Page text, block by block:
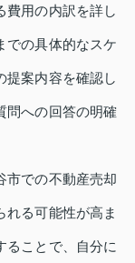
費用の内訳を詳し
での具体的なスケ
提案内容を確認し
問への回答の明確
市での不動産売却
れる可能性が高ま
ることで、自分に